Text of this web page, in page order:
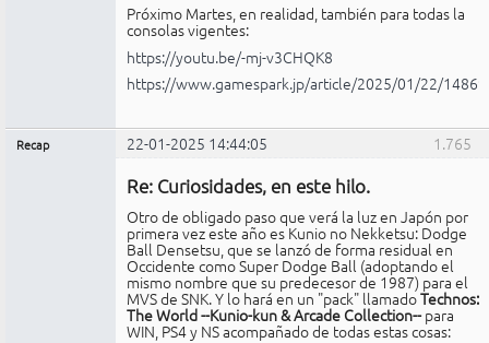
Próximo Martes, en realidad, también para todas la
consolas vigentes:
https://youtu.be/-mj-v3CHQK8
https://www.gamespark.jp/article/2025/01/22/
1.765
Recap 22-01-2025 14:44:05
Re: Curiosidades, en este hilo.
Otro de obligado paso que verá la luz en Japón por
primera vez este año es Kunio no Nekketsu: Dodge
Ball Densetsu, que se lanzó de forma residual en
Occidente como Super Dodge Ball (adoptando el
mismo nombre que su predecesor de 1987) para el
MVS de SNK. Y lo hará en un "pack" llamadoTechnos:
The World --Kunio-kun & Arcade Collection--para
WIN, PS4 y NS acompañado de todas estas cosas: